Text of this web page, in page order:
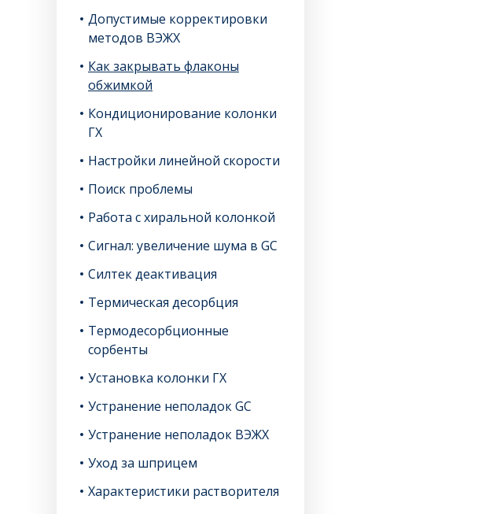
Допустимые корректировки
методов ВЭЖХ
Как закрывать флаконы
обжимкой
Кондиционирование колонки
ГХ
Настройки линейной скорости
Поиск проблемы
Работа с хиральной колонкой
Сигнал: увеличение шума в GC
Силтек деактивация
Термическая десорбция
Термодесорбционные
сорбенты
Установка колонки ГХ
Устранение неполадок GC
Устранение неполадок ВЭЖХ
Уход за шприцем
Характеристики растворителя